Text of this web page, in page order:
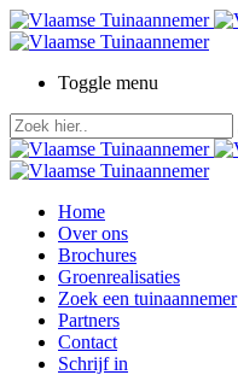
Toggle menu
Home
Over ons
Brochures
Groenrealisaties
Zoek een tuinaannemer
Partners
Contact
Schrijf in